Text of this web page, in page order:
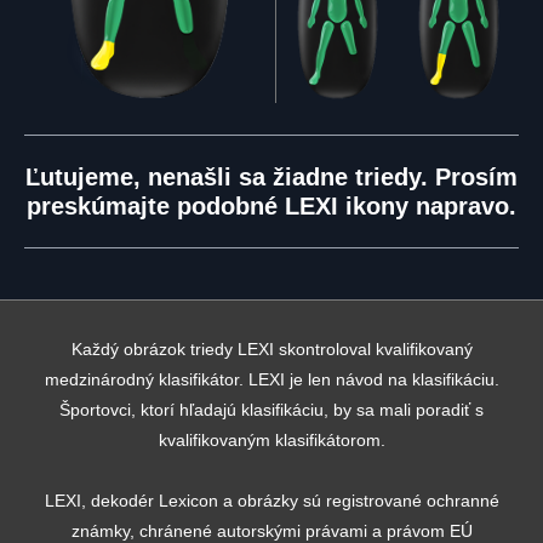
Ľutujeme, nenašli sa žiadne triedy. Prosím
preskúmajte podobné LEXI ikony napravo.
Každý obrázok triedy LEXI skontroloval kvalifikovaný
medzinárodný klasifikátor. LEXI je len návod na klasifikáciu.
Športovci, ktorí hľadajú klasifikáciu, by sa mali poradiť s
kvalifikovaným klasifikátorom.
LEXI, dekodér Lexicon a obrázky sú registrované ochranné
známky, chránené autorskými právami a právom EÚ